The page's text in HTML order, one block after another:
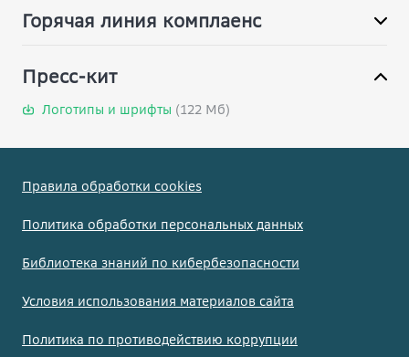
Горячая линия комплаенс
Пресс-кит
Логотипы и шрифты (122 Мб)
Правила обработки cookies
Политика обработки персональных данных
Библиотека знаний по кибербезопасности
Условия использования материалов сайта
Политика по противодействию коррупции